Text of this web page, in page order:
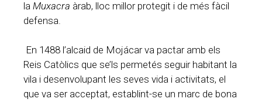
la Muxacra àrab, lloc millor protegit i de més fàcil
defensa.
En 1488 l’alcaid de Mojácar va pactar amb els
Reis Catòlics que se’ls permetés seguir habitant la
vila i desenvolupant les seves vida i activitats, el
que va ser acceptat, establint-se un marc de bona